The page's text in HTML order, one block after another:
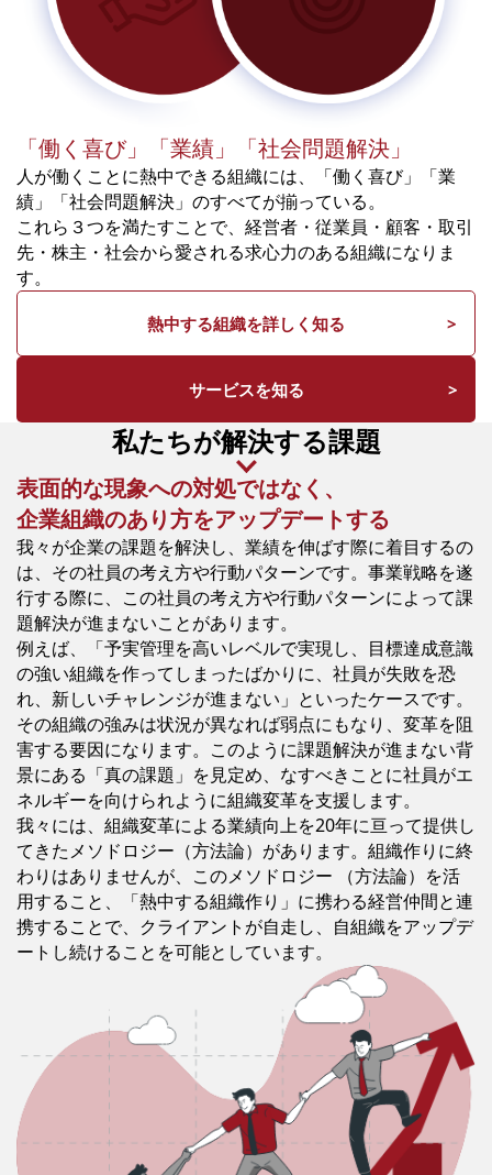
「働く喜び」「業績」「社会問題解決」
人が働くことに熱中できる組織には、「働く喜び」「業
績」「社会問題解決」のすべてが揃っている。
これら３つを満たすことで、経営者・従業員・顧客・取引
先・株主・社会から愛される求心力のある組織になりま
す。
熱中する組織を詳しく知る
サービスを知る
私たちが解決する課題
表面的な現象への対処ではなく、
企業組織のあり方をアップデートする
我々が企業の課題を解決し、業績を伸ばす際に着目するの
は、その社員の考え方や行動パターンです。事業戦略を遂
行する際に、この社員の考え方や行動パターンによって課
題解決が進まないことがあります。
例えば、「予実管理を高いレベルで実現し、目標達成意識
の強い組織を作ってしまったばかりに、社員が失敗を恐
れ、新しいチャレンジが進まない」といったケースです。
その組織の強みは状況が異なれば弱点にもなり、変革を阻
害する要因になります。このように課題解決が進まない背
景にある「真の課題」を見定め、なすべきことに社員がエ
ネルギーを向けられように組織変革を支援します。
我々には、組織変革による業績向上を20年に亘って提供し
てきたメソドロジー（方法論）があります。組織作りに終
わりはありませんが、このメソドロジー （方法論）を活
用すること、「熱中する組織作り」に携わる経営仲間と連
携することで、クライアントが自走し、自組織をアップデ
ートし続けることを可能としています。